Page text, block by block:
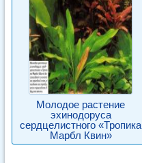
Молодое растение
эхинодоруса
сердцелистного «Тропика
Марбл Квин»